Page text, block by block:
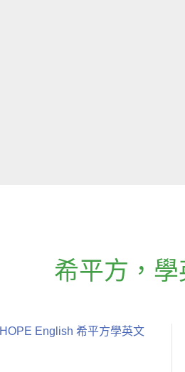
希平方 ， 學
HOPE English 希平方學英文